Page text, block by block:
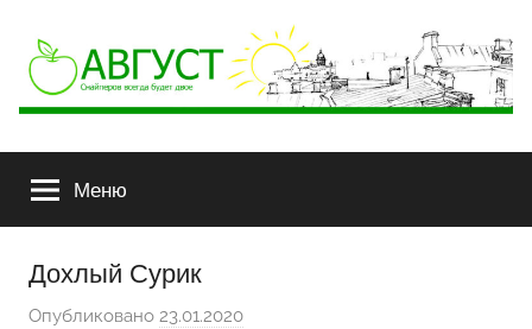
АВГУСТ
будет
двое
Меню
Дохлый Сурик
Опубликовано 23.01.2020